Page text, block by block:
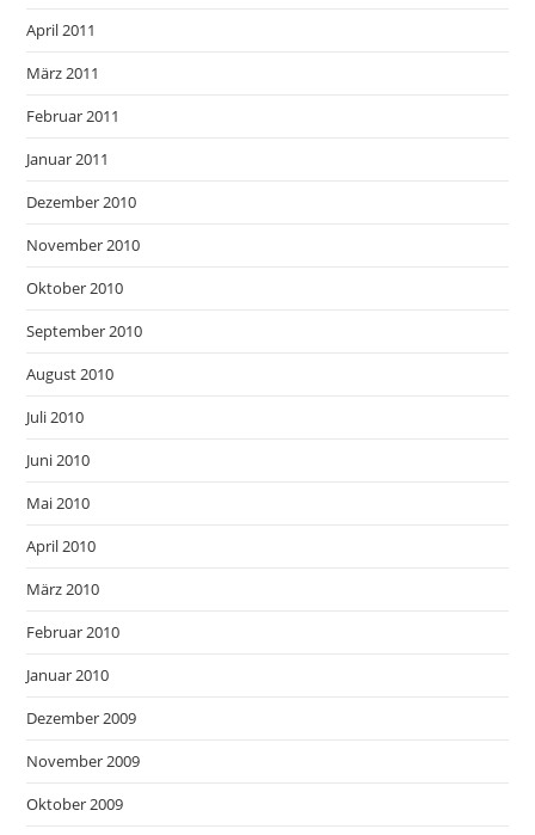
April 2011
März 2011
Februar 2011
Januar 2011
Dezember 2010
November 2010
Oktober 2010
September 2010
August 2010
Juli 2010
Juni 2010
Mai 2010
April 2010
März 2010
Februar 2010
Januar 2010
Dezember 2009
November 2009
Oktober 2009